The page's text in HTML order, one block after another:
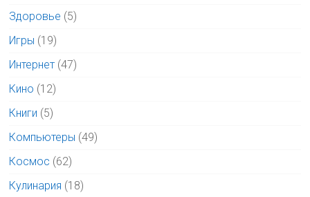
Здоровье (5)
Игры (19)
Интернет (47)
Кино (12)
Книги (5)
Компьютеры (49)
Космос (62)
Кулинария (18)